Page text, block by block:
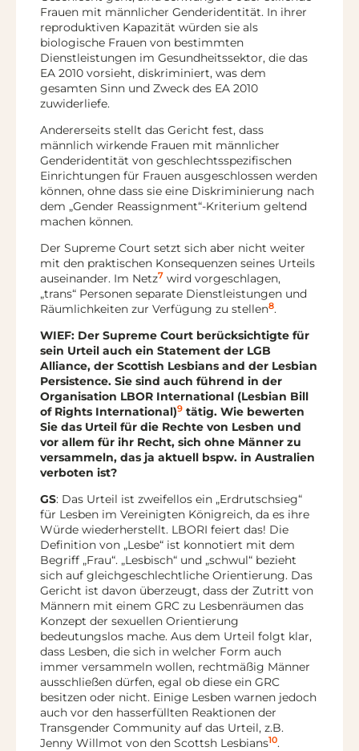
Frauen mit männlicher Genderidentität. In ihrer
reproduktiven Kapazität würden sie als
biologische Frauen von bestimmten
Dienstleistungen im Gesundheitssektor, die das
EA 2010 vorsieht, diskriminiert, was dem
gesamten Sinn und Zweck des EA 2010
zuwiderliefe.
Andererseits stellt das Gericht fest, dass
männlich wirkende Frauen mit männlicher
Genderidentität von geschlechtsspezifischen
Einrichtungen für Frauen ausgeschlossen werden
können, ohne dass sie eine Diskriminierung nach
dem „Gender Reassignment“-Kriterium geltend
machen können.
Der Supreme Court setzt sich aber nicht weiter
mit den praktischen Konsequenzen seines Urteils
auseinander. Im Netz7 wird vorgeschlagen,
„trans“ Personen separate Dienstleistungen und
Räumlichkeiten zur Verfügung zu stellen8.
WIEF: Der Supreme Court berücksichtigte für
sein Urteil auch ein Statement der LGB
Alliance, der Scottish Lesbians and der Lesbian
Persistence. Sie sind auch führend in der
Organisation LBOR International (Lesbian Bill
of Rights International)9 tätig. Wie bewerten
Sie das Urteil für die Rechte von Lesben und
vor allem für ihr Recht, sich ohne Männer zu
versammeln, das ja aktuell bspw. in Australien
verboten ist?
GS: Das Urteil ist zweifellos ein „Erdrutschsieg“
für Lesben im Vereinigten Königreich, da es ihre
Würde wiederherstellt. LBORI feiert das! Die
Definition von „Lesbe“ ist konnotiert mit dem
Begriff „Frau“. „Lesbisch“ und „schwul“ bezieht
sich auf gleichgeschlechtliche Orientierung. Das
Gericht ist davon überzeugt, dass der Zutritt von
Männern mit einem GRC zu Lesbenräumen das
Konzept der sexuellen Orientierung
bedeutungslos mache. Aus dem Urteil folgt klar,
dass Lesben, die sich in welcher Form auch
immer versammeln wollen, rechtmäßig Männer
ausschließen dürfen, egal ob diese ein GRC
besitzen oder nicht. Einige Lesben warnen jedoch
auch vor den hasserfüllten Reaktionen der
Transgender Community auf das Urteil, z.B.
Jenny Willmot von den Scottsh Lesbians10.